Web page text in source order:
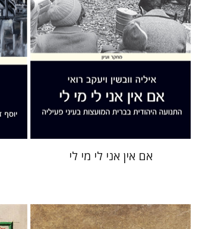
הנחת אתר ספר מודפס
$46
$41
אם אין אני לי מי לי